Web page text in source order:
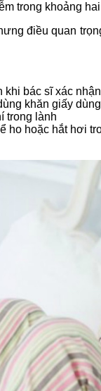
trong khoảng
điều quan
bác sĩ xác
khăn giấy
trong lành
hoặc hắt hơi